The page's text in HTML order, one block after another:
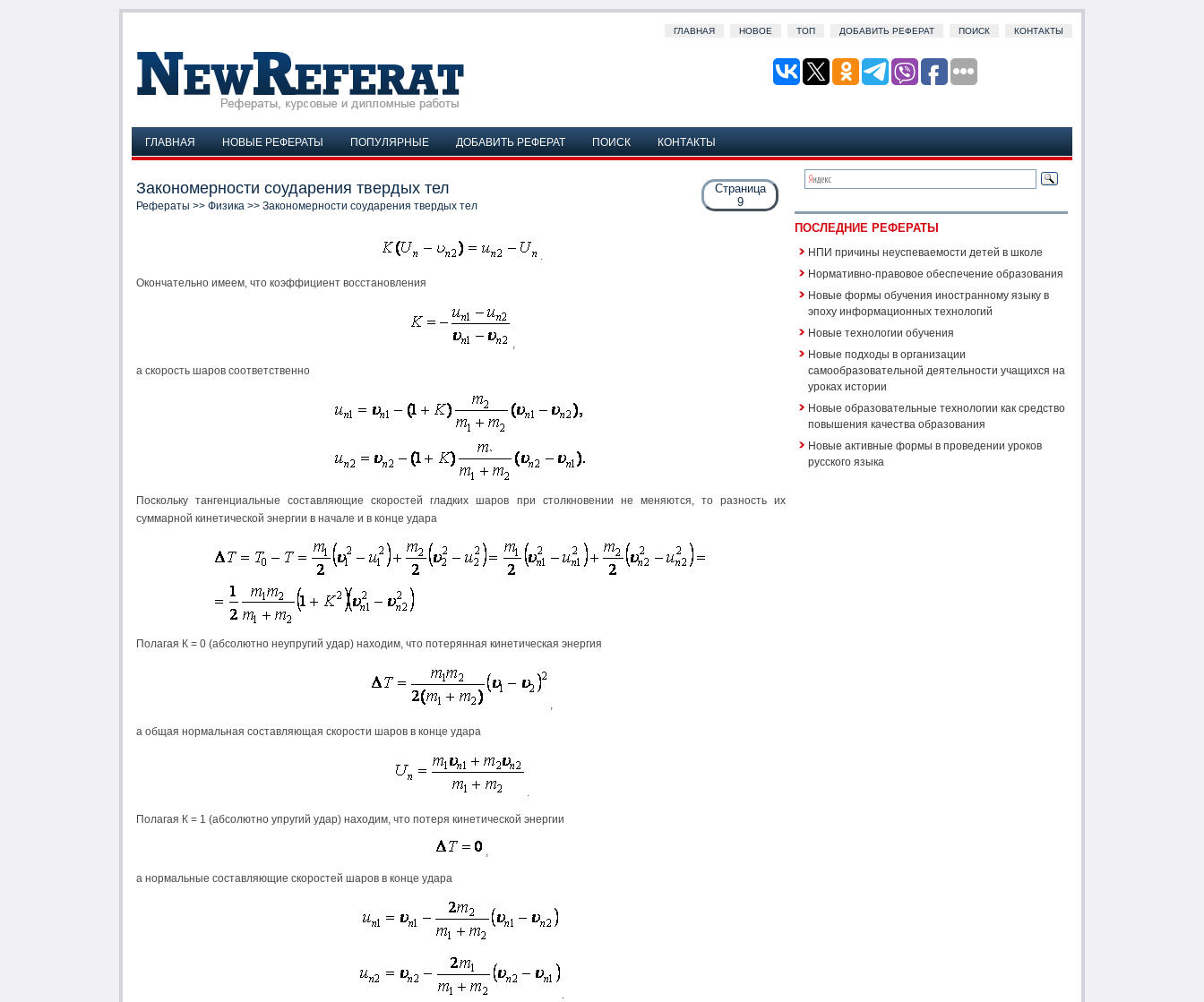
ГЛАВНАЯ НОВОЕ ТОП ДОБАВИТЬ РЕФЕРАТ ПОИСК КОНТАКТЫ
ГЛАВНАЯ НОВЫЕ РЕФЕРАТЫ ПОПУЛЯРНЫЕ ДОБАВИТЬ РЕФЕРАТ ПОИСК КОНТАКТЫ
Страница
9
Закономерности соударения твердых тел
Рефераты >> Физика >> Закономерности соударения твердых тел
.
Окончательно имеем, что коэффициент восстановления
,
а скорость шаров соответственно
Поскольку тангенциальные составляющие скоростей гладких шаров при столкновении не меняются, то разность их
суммарной кинетической энергии в начале и в конце удара
Полагая К = 0 (абсолютно неупругий удар) находим, что потерянная кинетическая энергия
,
а общая нормальная составляющая скорости шаров в конце удара
.
Полагая К = 1 (абсолютно упругий удар) находим, что потеря кинетической энергии
,
а нормальные составляющие скоростей шаров в конце удара
.
ПОСЛЕДНИЕ РЕФЕРАТЫ
НПИ причины неуспеваемости детей в школе
Нормативно-правовое обеспечение образования
Новые формы обучения иностранному языку в
эпоху информационных технологий
Новые технологии обучения
Новые подходы в организации
самообразовательной деятельности учащихся на
уроках истории
Новые образовательные технологии как средство
повышения качества образования
Новые активные формы в проведении уроков
русского языка